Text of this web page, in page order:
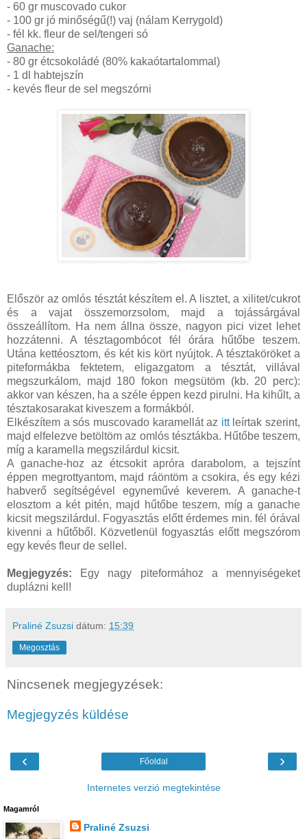
- 60 gr muscovado cukor
- 100 gr jó minőségű(!) vaj (nálam Kerrygold)
- fél kk. fleur de sel/tengeri só
Ganache:
- 80 gr étcsokoládé (80% kakaótartalommal)
- 1 dl habtejszín
- kevés fleur de sel megszórni
Először az omlós tésztát készítem el. A lisztet, a xilitet/cukrot
és a vajat összemorzsolom, majd a tojássárgával
összeállítom. Ha nem állna össze, nagyon pici vizet lehet
hozzátenni. A tésztagombócot fél órára hűtőbe teszem.
Utána kettéosztom, és két kis kört nyújtok. A tésztaköröket a
piteformákba fektetem, eligazgatom a tésztát, villával
megszurkálom, majd 180 fokon megsütöm (kb. 20 perc):
akkor van készen, ha a széle éppen kezd pirulni. Ha kihűlt, a
tésztakosarakat kiveszem a formákból.
Elkészítem a sós muscovado karamellát az ittleírtak szerint,
majd elfelezve betöltöm az omlós tésztákba. Hűtőbe teszem,
míg a karamella megszilárdul kicsit.
A ganache-hoz az étcsokit apróra darabolom, a tejszínt
éppen megrottyantom, majd ráöntöm a csokira, és egy kézi
habverő segítségével egyneművé keverem. A ganache-t
elosztom a két pitén, majd hűtőbe teszem, míg a ganache
kicsit megszilárdul. Fogyasztás előtt érdemes min. fél órával
kivenni a hűtőből. Közvetlenül fogyasztás előtt megszórom
egy kevés fleur de sellel.
Megjegyzés:
Egy nagy piteformához a mennyiségeket
duplázni kell!
Praliné Zsuzsi dátum: 15:39
Megosztás
Nincsenek megjegyzések:
Megjegyzés küldése
‹ ›
Főoldal
Internetes verzió megtekintése
Magamról
Praliné Zsuzsi